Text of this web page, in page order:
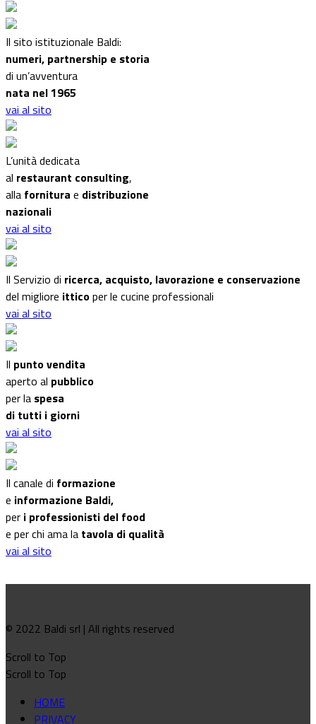
Il sito istituzionale Baldi:
numeri, partnership e storia
di un’avventura
nata nel 1965
vai al sito
L’unità dedicata
al restaurant consulting,
alla fornitura e distribuzione
nazionali
vai al sito
Il Servizio di ricerca, acquisto, lavorazione e conservazione
del migliore itticoper le cucine professionali
vai al sito
Il punto vendita
aperto al pubblico
per la spesa
di tutti i giorni
vai al sito
Il canale di formazione
e informazione Baldi,
per i professionisti del food
e per chi ama la tavola di qualità
vai al sito
© 2022 Baldi srl | All rights reserved
Scroll to Top
Scroll to Top
HOME
PRIVACY